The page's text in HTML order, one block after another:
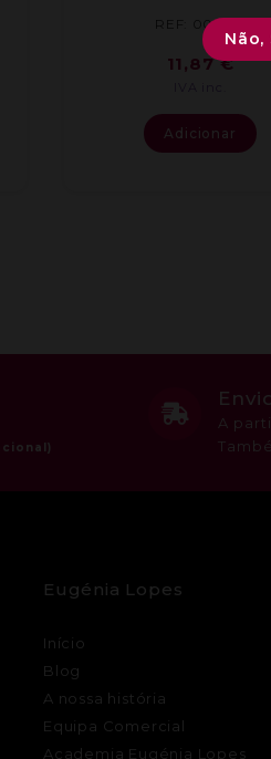
REF: 001001
11,87€
Adicionar
A
Eugénia Lopes
Início
Blog
A nossa história
Equipa Comercial
Academia Eugénia Lopes
Não,